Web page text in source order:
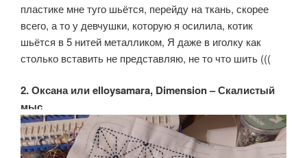
пластике мне туго шьётся, перейду на ткань, скорее
всего, а то у девчушки, которую я осилила, котик
шьётся в 5 нитей металликом, Я даже в иголку как
столько вставить не представляю, не то что шить (((
2. Оксана или elloysamara, Dimension – Скалистый
мыс